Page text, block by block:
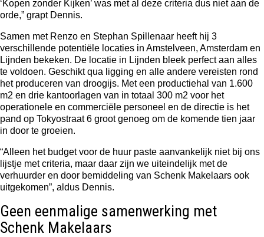
‘Kopen zonder Kijken’ was met al deze criteria dus niet aan de
orde,” grapt Dennis.
Samen met Renzo en Stephan Spillenaar heeft hij 3
verschillende potentiële locaties in Amstelveen, Amsterdam en
Lijnden bekeken. De locatie in Lijnden bleek perfect aan alles
te voldoen. Geschikt qua ligging en alle andere vereisten rond
het produceren van droogijs. Met een productiehal van 1.600
m2 en drie kantoorlagen van in totaal 300 m2 voor het
operationele en commerciële personeel en de directie is het
pand op Tokyostraat 6 groot genoeg om de komende tien jaar
in door te groeien.
“Alleen het budget voor de huur paste aanvankelijk niet bij ons
lijstje met criteria, maar daar zijn we uiteindelijk met de
verhuurder en door bemiddeling van Schenk Makelaars ook
uitgekomen”, aldus Dennis.
Geen eenmalige samenwerking met
Schenk Makelaars